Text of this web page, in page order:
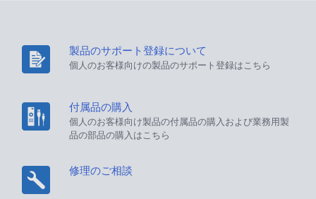
製品のサポート登録について
個人のお客様向けの製品のサポート登録はこちら
付属品の購入
個人のお客様向け製品の付属品の購入および業務用製
品の部品の購入はこちら
修理のご相談